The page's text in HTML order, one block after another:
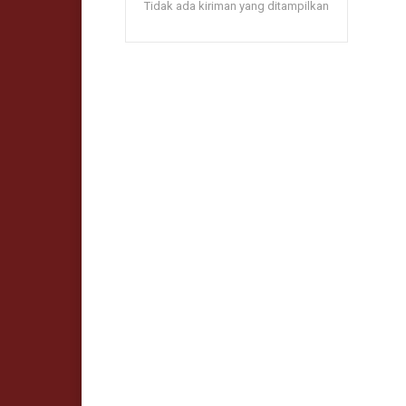
Tidak ada kiriman yang ditampilkan